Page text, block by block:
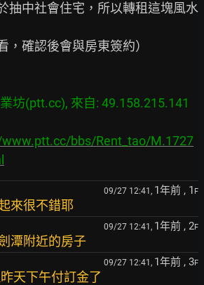
抽中社會住宅，所以轉租這塊風水
，確認後會與房東簽約）
坊(ptt.cc), 來自: 49.158.215.141
bbs/Rent_tao/M.1727
09/27 12:41, 1年前 , 1 F
來很不錯耶
09/27 12:41, 1年前 , 2F
潭附近的房子
09/27 12:41, 1年前 , 3F
天下午付訂金了